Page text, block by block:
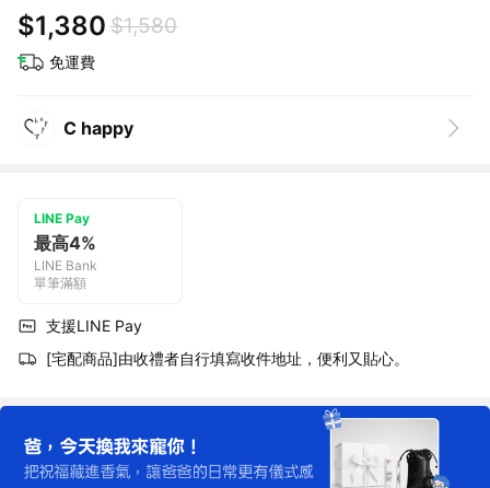
$1,380 $1,580
免運費
C happy
LINE Pay
最高4%
LINE Bank
單筆滿額
支援LINE Pay
[宅配商品]由收禮者自行填寫收件地址，便利又貼心。